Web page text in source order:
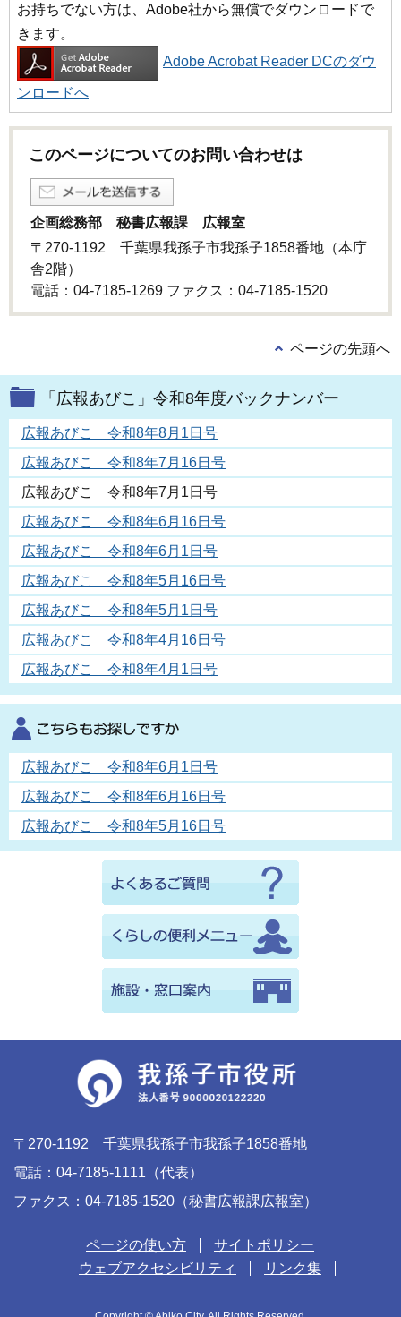
お持ちでない方は、Adobe社から無償でダウンロードで
きます。
Adobe Acrobat Reader DCのダウ
ンロードへ
このページについてのお問い合わせは
企画総務部 秘書広報課 広報室
〒270-1192 千葉県我孫子市我孫子1858番地（本庁
舎2階）
電話：04-7185-1269 ファクス：04-7185-1520
ページの先頭へ
「広報あびこ」令和8年度バックナンバー
広報あびこ 令和8年8月1日号
広報あびこ 令和8年7月16日号
広報あびこ 令和8年7月1日号
広報あびこ 令和8年6月16日号
広報あびこ 令和8年6月1日号
広報あびこ 令和8年5月16日号
広報あびこ 令和8年5月1日号
広報あびこ 令和8年4月16日号
広報あびこ 令和8年4月1日号
広報あびこ 令和8年6月1日号
広報あびこ 令和8年6月16日号
広報あびこ 令和8年5月16日号
〒270-1192 千葉県我孫子市我孫子1858番地
電話：04-7185-1111（代表）
ファクス：04-7185-1520（秘書広報課広報室）
ページの使い方
サイトポリシー
ウェブアクセシビリティ
リンク集